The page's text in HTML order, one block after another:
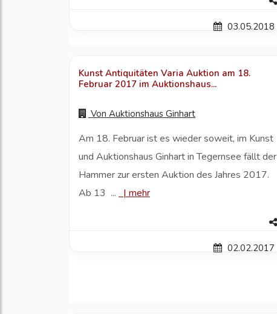
03.05.2018
Kunst Antiquitäten Varia Auktion am 18.
Februar 2017 im Auktionshaus...
Von Auktionshaus Ginhart
Am 18. Februar ist es wieder soweit, im Kunst
und Auktionshaus Ginhart in Tegernsee fällt der
Hammer zur ersten Auktion des Jahres 2017.
Ab 13 ...
| mehr
02.02.2017